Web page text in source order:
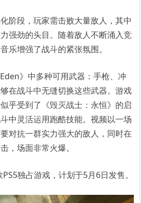
阶段，玩家需击败大量敌人，其中
强劲的头目。随着敌人不断涌入竞
乐增强了战斗的紧张氛围。
》中多种可用武器：手枪、冲
在战斗中无缝切换这些武器。游戏
乎受到了《毁灭战士：永恒》的启
中灵活运用跑酷技能。视频以一场
对抗一群实力强大的敌人，同时在
，场面非常火爆。
独占游戏，计划于5月6日发售。